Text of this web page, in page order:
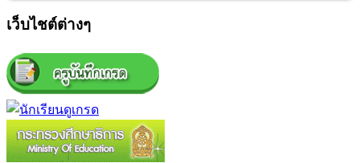
เว็บไชต์ต่างๆ